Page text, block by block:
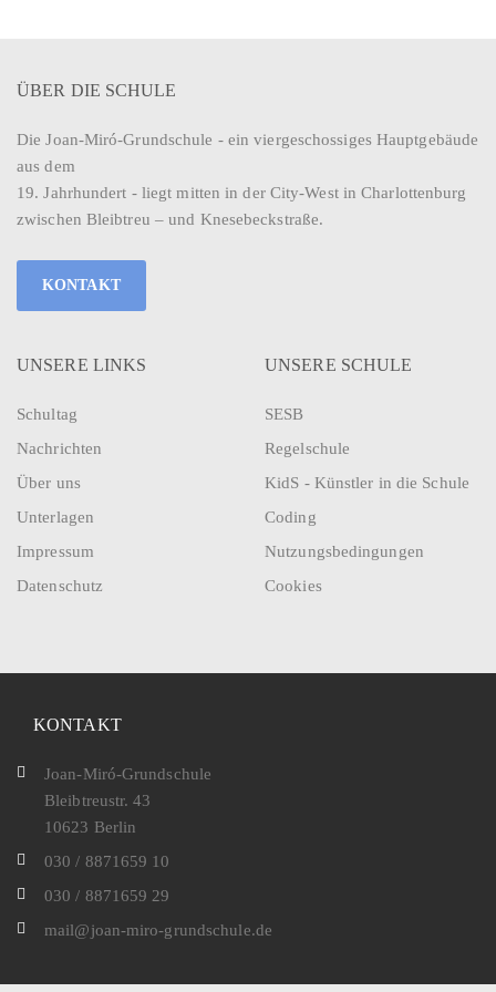
ÜBER DIE SCHULE
Die Joan-Miró-Grundschule - ein viergeschossiges Hauptgebäude
aus dem
19. Jahrhundert - liegt mitten in der City-West in Charlottenburg
zwischen Bleibtreu – und Knesebeckstraße.
KONTAKT
UNSERE LINKS
Schultag
Nachrichten
Über uns
Unterlagen
Impressum
Datenschutz
UNSERE SCHULE
SESB
Regelschule
KidS - Künstler in die Schule
Coding
Nutzungsbedingungen
Cookies
KONTAKT
Joan-Miró-Grundschule
Bleibtreustr. 43
10623 Berlin
030 / 8871659 10
030 / 8871659 29
mail@joan-miro-grundschule.de